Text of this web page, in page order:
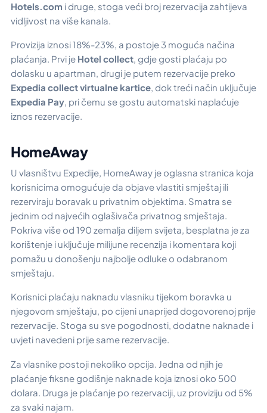
Hotels.com i druge, stoga veći broj rezervacija zahtijeva
vidljivost na više kanala.
Provizija iznosi 18%-23%, a postoje 3 moguća načina
plaćanja. Prvi je Hotel collect, gdje gosti plaćaju po
dolasku u apartman, drugi je putem rezervacije preko
Expedia collect virtualne kartice, dok treći način uključuje
Expedia Pay, pri čemu se gostu automatski naplaćuje
iznos rezervacije.
HomeAway
U vlasništvu Expedije, HomeAway je oglasna stranica koja
korisnicima omogućuje da objave vlastiti smještaj ili
rezerviraju boravak u privatnim objektima. Smatra se
jednim od najvećih oglašivača privatnog smještaja.
Pokriva više od 190 zemalja diljem svijeta, besplatna je za
korištenje i uključuje milijune recenzija i komentara koji
pomažu u donošenju najbolje odluke o odabranom
smještaju.
Korisnici plaćaju naknadu vlasniku tijekom boravka u
njegovom smještaju, po cijeni unaprijed dogovorenoj prije
rezervacije. Stoga su sve pogodnosti, dodatne naknade i
uvjeti navedeni prije same rezervacije.
Za vlasnike postoji nekoliko opcija. Jedna od njih je
plaćanje fiksne godišnje naknade koja iznosi oko 500
dolara. Druga je plaćanje po rezervaciji, uz proviziju od 5%
za svaki najam.